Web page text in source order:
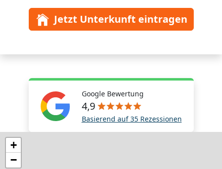
Jetzt Unterkunft eintragen
Google Bewertung
4,9
Basierend auf 35 Rezessionen
+
−